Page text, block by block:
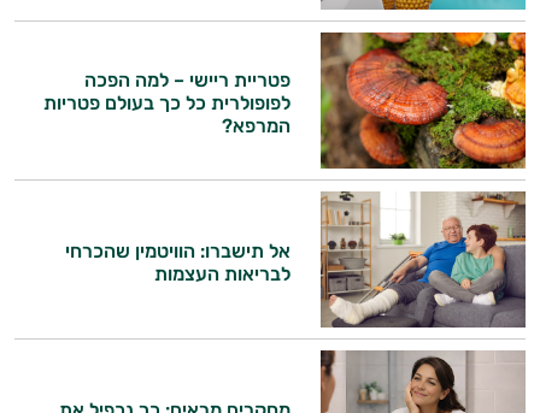
פטריית ריישי – למה הפכה
לפופולרית כל כך בעולם פטריות
המרפא?
אל תישברו: הוויטמין שהכרחי
לבריאות העצמות
היי,
אני יועץ הבריאות האישי AI של טבע בריא.